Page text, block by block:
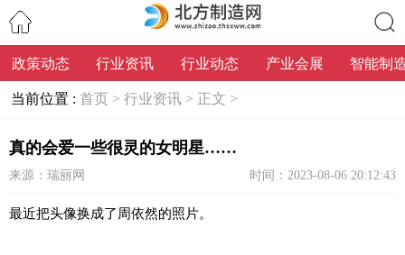
搜索
政策动态 行业资讯 行业动态 产业会展 智能制
当前位置 : 首页 > 行业资讯 > 正文 >
真的会爱一些很灵的女明星……
来源：瑞丽网 时间：2023-08-06 20:12:43
最近把头像换成了周依然的照片。